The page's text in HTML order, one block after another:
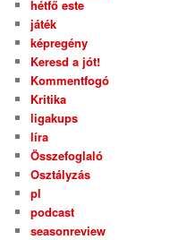
hétfő este
játék
képregény
Keresd a jót!
Kommentfogó
Kritika
ligakups
líra
Összefoglaló
Osztályzás
pl
podcast
seasonreview